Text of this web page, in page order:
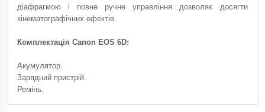
діафрагмою і повне ручне управління дозволяє досягти
кінематографічних ефектів.
Комплектація Canon EOS 6D:
Акумулятор.
Зарядний пристрій.
Ремінь.